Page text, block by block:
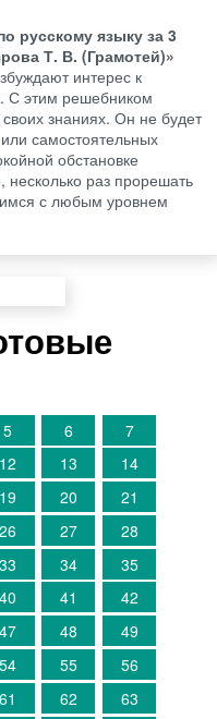
русскому языку за 3
Т. В. (Грамотей)»
интерес к
С этим решебником
знаниях. Он не будет
самостоятельных
обстановке
несколько раз прорешать
с любым уровнем
5 6
7
12 13
14
19 20
21
26 27
28
33 34
35
40 41
42
47 48
49
54 55
56
61 62
63